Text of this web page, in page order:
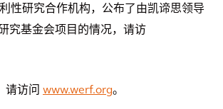
性研究合作机构，公布了由凯谛思领导
究基金会项目的情况，请访
请访问 www.werf.org。